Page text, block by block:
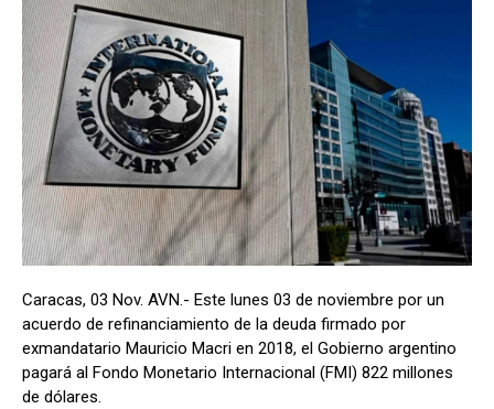
Caracas, 03 Nov. AVN.- Este lunes 03 de noviembre por un
acuerdo de refinanciamiento de la deuda firmado por
exmandatario Mauricio Macri en 2018, el Gobierno argentino
pagará al Fondo Monetario Internacional (FMI) 822 millones
de dólares.